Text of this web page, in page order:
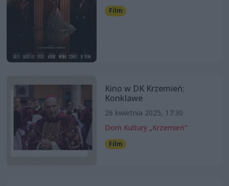
Film
Kino w DK Krzemień:
Konklawe
26 kwietnia 2025, 17:30
Dom Kultury „Krzemień”
Film